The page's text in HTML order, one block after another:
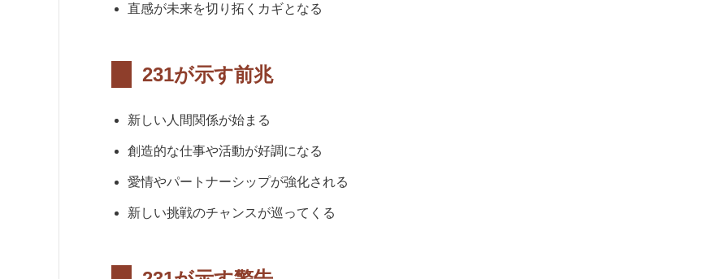
直感が未来を切り拓くカギとなる
231が示す前兆
新しい人間関係が始まる
創造的な仕事や活動が好調になる
愛情やパートナーシップが強化される
新しい挑戦のチャンスが巡ってくる